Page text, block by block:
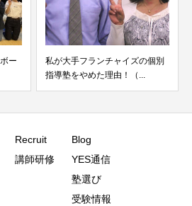
ー
私が大手フランチャイズの個別
指導塾をやめた理由！（...
Recruit
講師研修
Blog
YES通信
塾選び
受験情報